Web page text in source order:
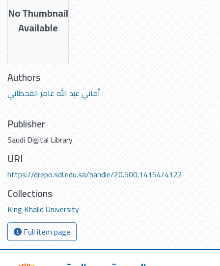
No Thumbnail
Available
Authors
أماني عبد الله عامر القحطاني
Publisher
Saudi Digital Library
URI
https://drepo.sdl.edu.sa/handle/20.500.14154/4122
Collections
King Khalid University
Full item page